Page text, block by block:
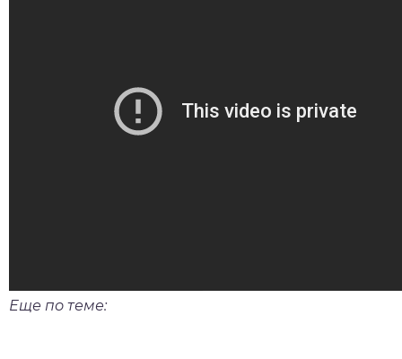
Еще по теме: